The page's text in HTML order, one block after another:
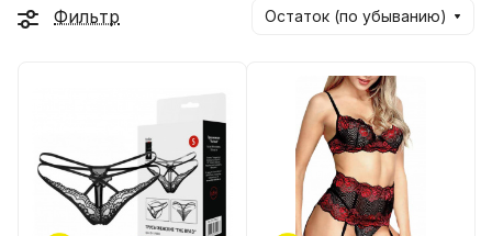
Фильтр Остаток (по убыванию)